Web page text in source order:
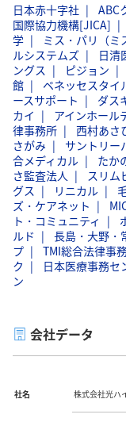
日本赤十字社 ABC
国際協力機構[JICA]
学
ミス・パリ（ミ
ルシステムズ
日清
ングス
ピジョン
館
ベネッセスタイ
ースサポート
ダス
カイ
アインホール
律事務所
西村あさ
さがみ
サントリー
合メディカル
たか
さ監査法人
スリム
グス
リニカル
ズ・ケアネット
ト・コミュニティ
ルド
長島・大野・
プ
TMI総合法律事
ク
日本医療事務セ
ン
会社データ
社名 株式会社光ハ